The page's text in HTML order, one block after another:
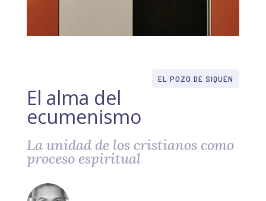
EL POZO DE SIQUÉN
El alma del
ecumenismo
La unidad de los cristianos como
proceso espiritual